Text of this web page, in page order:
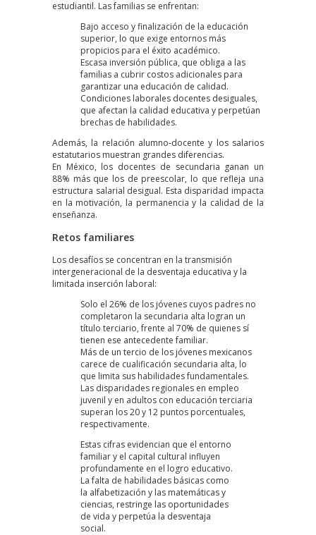
estudiantil. Las familias se enfrentan:
Bajo acceso y finalización de la educación
superior, lo que exige entornos más
propicios para el éxito académico.
Escasa inversión pública, que obliga a las
familias a cubrir costos adicionales para
garantizar una educación de calidad.
Condiciones laborales docentes desiguales,
que afectan la calidad educativa y perpetúan
brechas de habilidades.
Además, la relación alumno-docente y los salarios
estatutarios muestran grandes diferencias.
En México, los docentes de secundaria ganan un
88% más que los de preescolar, lo que refleja una
estructura salarial desigual. Esta disparidad impacta
en la motivación, la permanencia y la calidad de la
enseñanza.
Retos familiares
Los desafíos se concentran en la transmisión
intergeneracional de la desventaja educativa y la
limitada inserción laboral:
Solo el 26% de los jóvenes cuyos padres no
completaron la secundaria alta logran un
título terciario, frente al 70% de quienes sí
tienen ese antecedente familiar.
Más de un tercio de los jóvenes mexicanos
carece de cualificación secundaria alta, lo
que limita sus habilidades fundamentales.
Las disparidades regionales en empleo
juvenil y en adultos con educación terciaria
superan los 20 y 12 puntos porcentuales,
respectivamente.
Estas cifras evidencian que el entorno
familiar y el capital cultural influyen
profundamente en el logro educativo.
La falta de habilidades básicas como
la alfabetización y las matemáticas y
ciencias, restringe las oportunidades
de vida y perpetúa la desventaja
social.